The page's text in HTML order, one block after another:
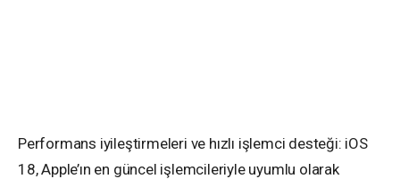
Performans iyileştirmeleri ve hızlı işlemci desteği: iOS
18, Apple’ın en güncel işlemcileriyle uyumlu olarak